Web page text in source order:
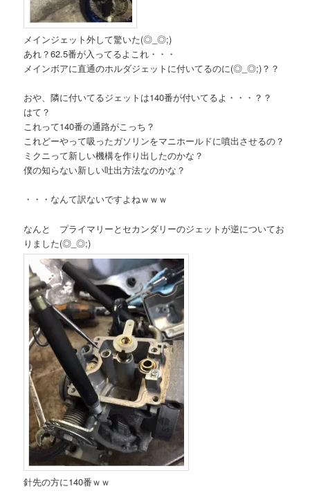
メインジェット外して驚いた(◎_◎;)
あれ？62.5番が入ってるよこれ・・・
メインボアに直通のホルダジェットに付いてるのに(◎_◎;)？？
おや、隣に付いてるジェットは140番が付いてるよ・・・？？
はて？
これって140番の通路がこっち？
これどーやって吸ったガソリンをマニホールドに噴出させるの？
ミクニって新しい機構を作り出したのかな？
僕の知らない新しい吐出方法なのかな？
・・・なんて訳ないですよねｗｗｗ
なんと プライマリーとセカンダリーのジェットが逆についてお
りました(◎_◎;)
針先の方に140番ｗｗ